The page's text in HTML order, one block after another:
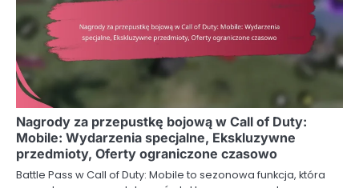
Nagrody za przepustkę bojową w Call of Duty:
Mobile: Wydarzenia specjalne, Ekskluzywne
przedmioty, Oferty ograniczone czasowo
Battle Pass w Call of Duty: Mobile to sezonowa funkcja, która